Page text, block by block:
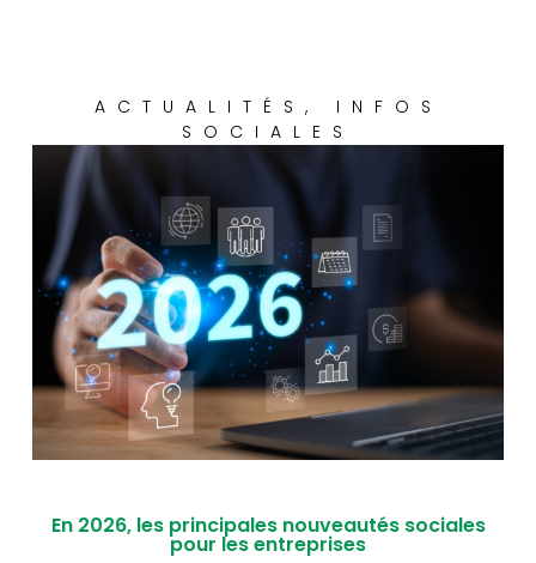
ACTUALITÉS , INFOS
SOCIALES
En 2026, les principales nouveautés sociales
pour les entreprises